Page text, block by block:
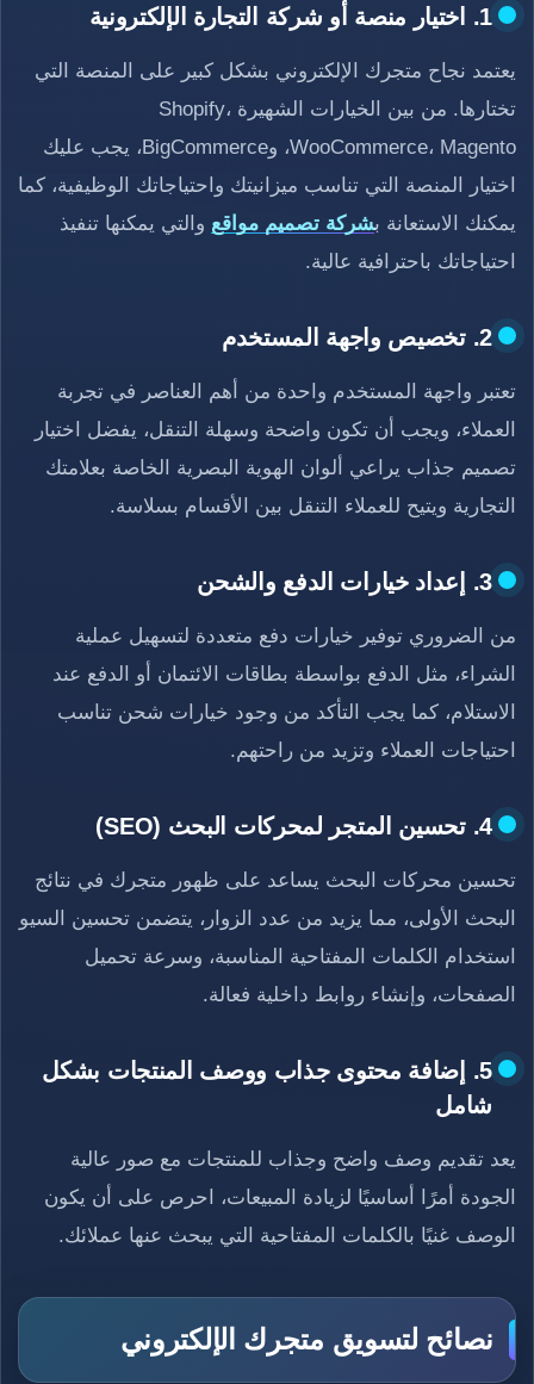
1. اختيار منصة أو شركة التجارة الإلكترونية
يعتمد نجاح متجرك الإلكتروني بشكل كبير على المنصة التي
تختارها. من بين الخيارات الشهيرة Shopify،
WooCommerce، Magento، وBigCommerce، يجب عليك
اختيار المنصة التي تناسب ميزانيتك واحتياجاتك الوظيفية، كما
يمكنك الاستعانة بشركة تصميم مواقع والتي يمكنها تنفيذ
احتياجاتك باحترافية عالية.
2. تخصيص واجهة المستخدم
تعتبر واجهة المستخدم واحدة من أهم العناصر في تجربة
العملاء، ويجب أن تكون واضحة وسهلة التنقل، يفضل اختيار
تصميم جذاب يراعي ألوان الهوية البصرية الخاصة بعلامتك
التجارية ويتيح للعملاء التنقل بين الأقسام بسلاسة.
3. إعداد خيارات الدفع والشحن
من الضروري توفير خيارات دفع متعددة لتسهيل عملية
الشراء، مثل الدفع بواسطة بطاقات الائتمان أو الدفع عند
الاستلام، كما يجب التأكد من وجود خيارات شحن تناسب
احتياجات العملاء وتزيد من راحتهم.
4. تحسين المتجر لمحركات البحث (SEO)
تحسين محركات البحث يساعد على ظهور متجرك في نتائج
البحث الأولى، مما يزيد من عدد الزوار، يتضمن تحسين السيو
استخدام الكلمات المفتاحية المناسبة، وسرعة تحميل
الصفحات، وإنشاء روابط داخلية فعالة.
5. إضافة محتوى جذاب ووصف المنتجات بشكل
شامل
يعد تقديم وصف واضح وجذاب للمنتجات مع صور عالية
الجودة أمرًا أساسيًا لزيادة المبيعات، احرص على أن يكون
الوصف غنيًا بالكلمات المفتاحية التي يبحث عنها عملائك.
نصائح لتسويق متجرك الإلكتروني